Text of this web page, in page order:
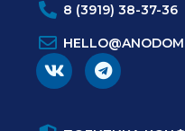
8 (3919) 38-37-36